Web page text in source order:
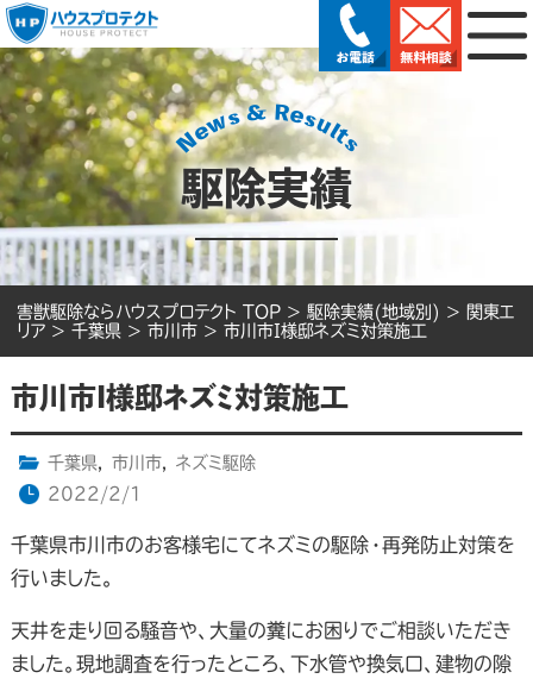
駆除実績
害獣駆除ならハウスプロテクト TOP > 駆除実績(地域別) > 関東エ
リア > 千葉県 > 市川市 > 市川市I様邸ネズミ対策施工
市川市I様邸ネズミ対策施工
千葉県, 市川市,
ネズミ駆除
2022/2/1
千葉県市川市のお客様宅にてネズミの駆除・再発防止対策を
行いました。
天井を走り回る騒音や、大量の糞にお困りでご相談いただき
ました。現地調査を行ったところ、下水管や換気口、建物の隙